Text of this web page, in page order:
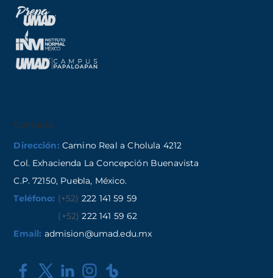
Contacto
Dirección: Camino Real a Cholula 4212
Col. Exhacienda La Concepción Buenavista
C.P. 72150, Puebla, México.
Teléfono: (+52) 222 141 59 59
(+52) 222 141 59 62
Email: admision@umad.edu.mx